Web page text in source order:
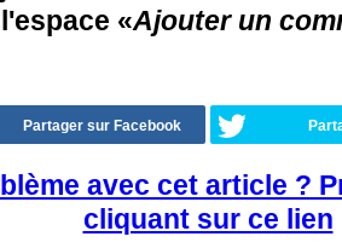
«Ajouter un
Partager sur Facebook
avec cet article ?
cliquant sur ce lien